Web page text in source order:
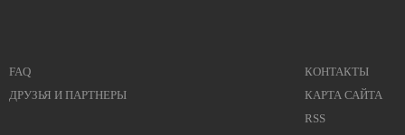
FAQ
ДРУЗЬЯ И ПАРТНЕРЫ
КОНТАКТЫ
КАРТА САЙТА
RSS